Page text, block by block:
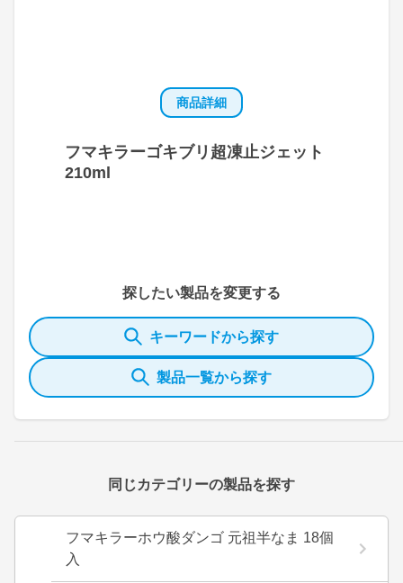
商品詳細
フマキラーゴキブリ超凍止ジェット
210ml
探したい製品を変更する
キーワードから探す
製品一覧から探す
同じカテゴリーの製品を探す
フマキラーホウ酸ダンゴ 元祖半なま 18個
入